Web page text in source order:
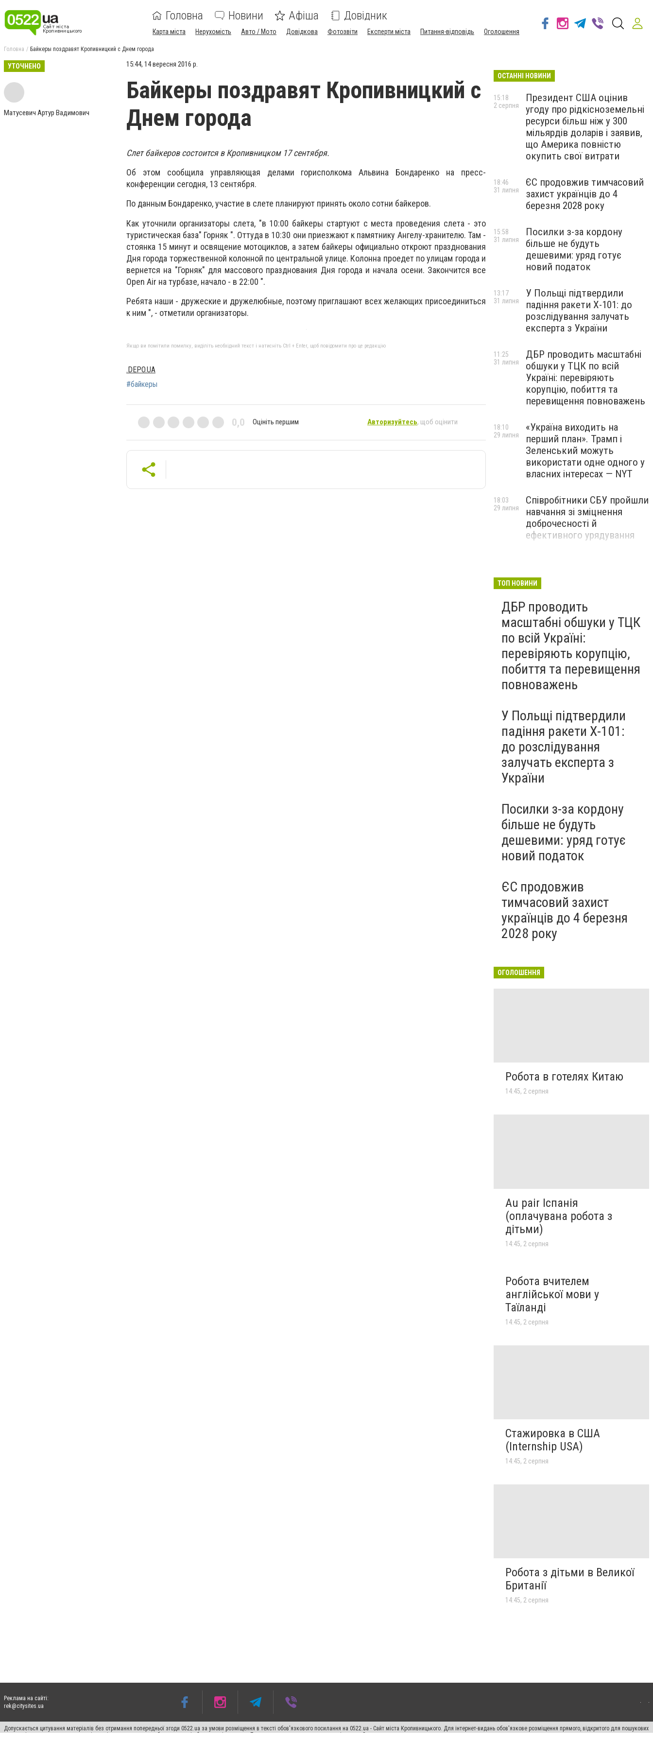
Головна Новини Афіша Довідник
Карта міста Нерухомість Авто / Мото Довідкова Фотозвіти Експерти міста Питання-відповідь Оголошення
Головна Байкеры поздравят Кропивницкий с Днем города
УТОЧНЕНО
Матусевич Артур Вадимович
15:44, 14 вересня 2016 р.
Байкеры поздравят Кропивницкий с
Днем города
Слет байкеров состоится в Кропивницком 17 сентября.
Об этом сообщила управляющая делами горисполкома Альвина Бондаренко на пресс-
конференции сегодня, 13 сентября.
По данным Бондаренко, участие в слете планируют принять около сотни байкеров.
Как уточнили организаторы слета, "в 10:00 байкеры стартуют с места проведения слета - это
туристическая база" Горняк ". Оттуда в 10:30 они приезжают к памятнику Ангелу-хранителю. Там -
стоянка 15 минут и освящение мотоциклов, а затем байкеры официально откроют празднования
Дня города торжественной колонной по центральной улице. Колонна проедет по улицам города и
вернется на "Горняк" для массового празднования Дня города и начала осени. Закончится все
Open Air на турбазе, начало - в 22:00 ".
Ребята наши - дружеские и дружелюбные, поэтому приглашают всех желающих присоединиться
к ним ", - отметили организаторы.
Якщо ви помітили помилку, виділіть необхідний текст і натисніть Ctrl + Enter, щоб повідомити про це редакцію
.DEPO.UA
#байкеры
0,0 Оцініть першим Авторизуйтесь, щоб оцінити
ОСТАННІ НОВИНИ
Президент США оцінив
угоду про рідкісноземельні
ресурси більш ніж у 300
мільярдів доларів і заявив,
що Америка повністю
окупить свої витрати
15:18
2 серпня
ЄС продовжив тимчасовий
захист українців до 4
березня 2028 року
18:46
31 липня
Посилки з-за кордону
більше не будуть
дешевими: уряд готує
новий податок
15:58
31 липня
У Польщі підтвердили
падіння ракети Х-101: до
розслідування залучать
експерта з України
13:17
31 липня
ДБР проводить масштабні
обшуки у ТЦК по всій
Україні: перевіряють
корупцію, побиття та
перевищення повноважень
11:25
31 липня
«Україна виходить на
перший план». Трамп і
Зеленський можуть
використати одне одного у
власних інтересах — NYT
18:10
29 липня
Співробітники СБУ пройшли
навчання зі зміцнення
доброчесності й
ефективного урядування
18:03
29 липня
війська: у CENTCOM
всіх ракет
ТОП НОВИНИ
ДБР проводить
масштабні обшуки у ТЦК
по всій Україні:
перевіряють корупцію,
побиття та перевищення
повноважень
У Польщі підтвердили
падіння ракети Х-101:
до розслідування
залучать експерта з
України
Посилки з-за кордону
більше не будуть
дешевими: уряд готує
новий податок
ЄС продовжив
тимчасовий захист
українців до 4 березня
2028 року
ОГОЛОШЕННЯ
Робота в готелях Китаю
14:45, 2 серпня
Au pair Іспанія
(оплачувана робота з
дітьми)
14:45, 2 серпня
Робота вчителем
англійської мови у
Таїланді
14:45, 2 серпня
Стажировка в США
(Internship USA)
14:45, 2 серпня
Робота з дітьми в Великої
Британії
14:45, 2 серпня
Реклама на сайті:
rek@citysites.ua
Допускається цитування матеріалів без отримання попередньої згоди 0522.ua за умови розміщення в тексті обов'язкового посилання на 0522.ua - Сайт міста Кропивницького. Для інтернет-видань обов'язкове розміщення прямого, відкритого для пошукових
систем гіперпосилання на цитовані статті не нижче другого абзацу в тексті або в якості джерела. Порушення виняткових прав переслідується Законом.